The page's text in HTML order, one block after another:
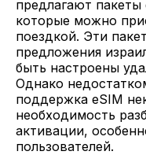
предлагают
которые можно
поездкой. Эти
предложения
быть настроены
Однако
поддержка eSIM
необходимость
активации,
пользователей.